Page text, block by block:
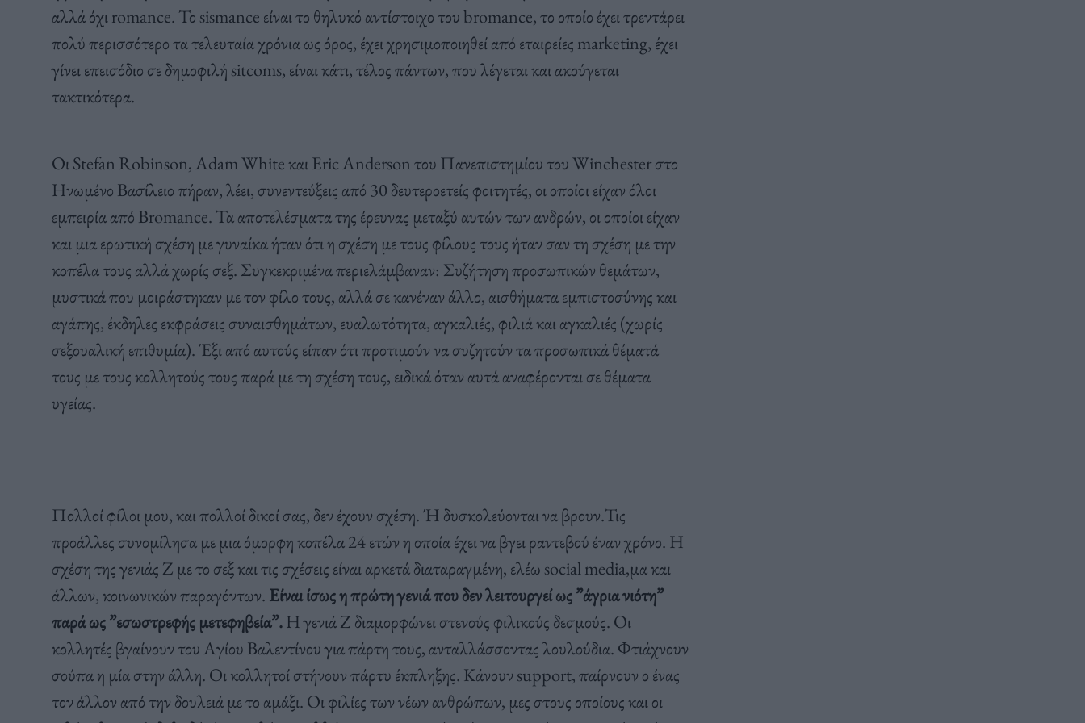
αλλά όχι romance. Το sismance είναι το θηλυκό αντίστοιχο του bromance, το οποίο έχει τρεντάρει
πολύ περισσότερο τα τελευταία χρόνια ως όρος, έχει χρησιμοποιηθεί από εταιρείες marketing, έχει
γίνει επεισόδιο σε δημοφιλή sitcoms, είναι κάτι, τέλος πάντων, που λέγεται και ακούγεται
τακτικότερα.
Οι Stefan Robinson, Adam White και Eric Anderson του Πανεπιστημίου του Winchester στο
Ηνωμένο Βασίλειο πήραν, λέει, συνεντεύξεις από 30 δευτεροετείς φοιτητές, οι οποίοι είχαν όλοι
εμπειρία από Bromance. Τα αποτελέσματα της έρευνας μεταξύ αυτών των ανδρών, οι οποίοι είχαν
και μια ερωτική σχέση με γυναίκα ήταν ότι η σχέση με τους φίλους τους ήταν σαν τη σχέση με την
κοπέλα τους αλλά χωρίς σεξ. Συγκεκριμένα περιελάμβαναν: Συζήτηση προσωπικών θεμάτων,
μυστικά που μοιράστηκαν με τον φίλο τους, αλλά σε κανέναν άλλο, αισθήματα εμπιστοσύνης και
αγάπης, έκδηλες εκφράσεις συναισθημάτων, ευαλωτότητα, αγκαλιές, φιλιά και αγκαλιές (χωρίς
σεξουαλική επιθυμία). Έξι από αυτούς είπαν ότι προτιμούν να συζητούν τα προσωπικά θέματά
τους με τους κολλητούς τους παρά με τη σχέση τους, ειδικά όταν αυτά αναφέρονται σε θέματα
υγείας.
Πολλοί φίλοι μου, και πολλοί δικοί σας, δεν έχουν σχέση. Ή δυσκολεύονται να βρουν.Τις
προάλλες συνομίλησα με μια όμορφη κοπέλα 24 ετών η οποία έχει να βγει ραντεβού έναν χρόνο. Η
σχέση της γενιάς Z με το σεξ και τις σχέσεις είναι αρκετά διαταραγμένη, ελέω social media,μα και
άλλων, κοινωνικών παραγόντων. Είναι ίσως η πρώτη γενιά που δεν λειτουργεί ως ”άγρια νιότη”
παρά ως ”εσωστρεφής μετεφηβεία”.Η γενιά Ζ διαμορφώνει στενούς φιλικούς δεσμούς. Οι
κολλητές βγαίνουν του Αγίου Βαλεντίνου για πάρτη τους, ανταλλάσσοντας λουλούδια. Φτιάχνουν
σούπα η μία στην άλλη. Οι κολλητοί στήνουν πάρτυ έκπληξης. Κάνουν support, παίρνουν ο ένας
τον άλλον από την δουλειά με το αμάξι. Οι φιλίες των νέων ανθρώπων, μες στους οποίους και οι